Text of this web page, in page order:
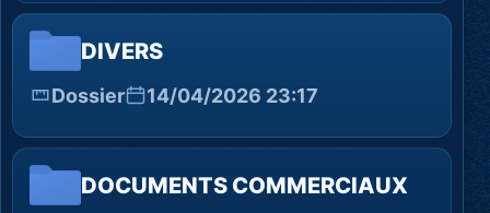
DIVERS
Dossier 14/04/2026 23:17
DOCUMENTS COMMERCIAUX